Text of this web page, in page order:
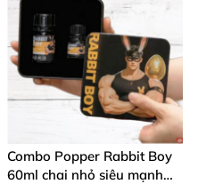
Combo Popper Rabbit Boy
60ml chai nhỏ siêu mạnh